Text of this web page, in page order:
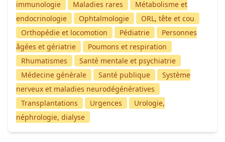
immunologie
Maladies rares
Métabolisme et
endocrinologie
Ophtalmologie
ORL, tête et cou
Orthopédie et locomotion
Pédiatrie
Personnes
âgées et gériatrie
Poumons et respiration
Rhumatismes
Santé mentale et psychiatrie
Médecine générale
Santé publique
Système
nerveux et maladies neurodégénératives
Transplantations
Urgences
Urologie,
néphrologie, dialyse